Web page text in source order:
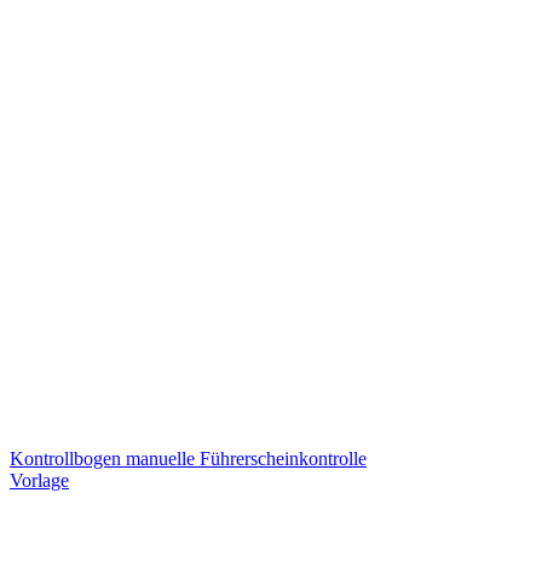
Kontrollbogen manuelle Führerscheinkontrolle
Vorlage